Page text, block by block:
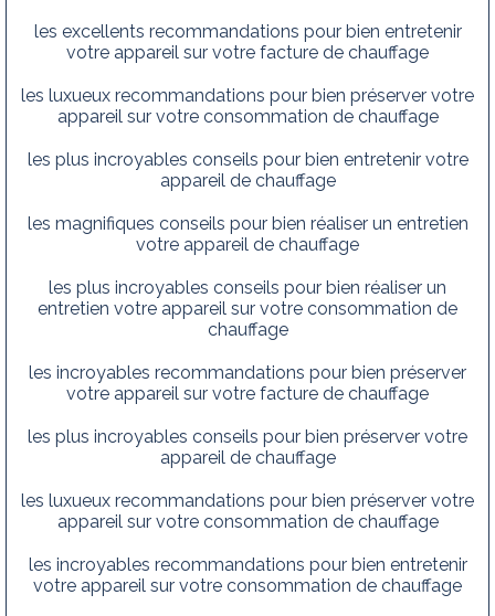
les excellents recommandations pour bien entretenir
votre appareil sur votre facture de chauffage
les luxueux recommandations pour bien préserver votre
appareil sur votre consommation de chauffage
les plus incroyables conseils pour bien entretenir votre
appareil de chauffage
les magnifiques conseils pour bien réaliser un entretien
votre appareil de chauffage
les plus incroyables conseils pour bien réaliser un
entretien votre appareil sur votre consommation de
chauffage
les incroyables recommandations pour bien préserver
votre appareil sur votre facture de chauffage
les plus incroyables conseils pour bien préserver votre
appareil de chauffage
les luxueux recommandations pour bien préserver votre
appareil sur votre consommation de chauffage
les incroyables recommandations pour bien entretenir
votre appareil sur votre consommation de chauffage